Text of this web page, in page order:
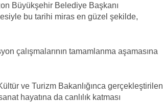
Büyükşehir Belediye Başkanı
bu tarihi miras en güzel şekilde,
çalışmalarının tamamlanma aşamasına
ve Turizm Bakanlığınca gerçekleştirilen
hayatına da canlılık katması